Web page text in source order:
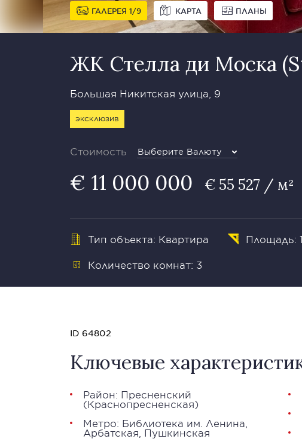
ГАЛЕРЕЯ 1 9 КАРТА ПЛАНЫ
ЖК Стелла ди Моска
Большая Никитская улица, 9
ЭКСКЛЮЗИВ
Стоимость Выберите Валюту
€ 11 000 000 € 55 527 / м²
Тип объекта: Квартира Площадь:
Количество комнат: 3
ID 64802
Ключевые
Район: Пресненский
(Краснопресненская)
Метро: Библиотека им. Ленина
Арбатская Пушкинская